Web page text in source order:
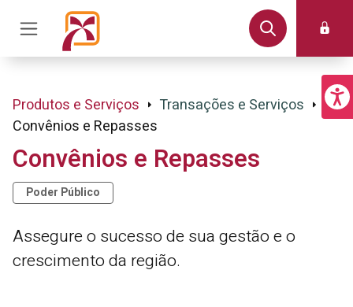
Produtos e Serviços
Transações e Serviços
Convênios e Repasses
Convênios e Repasses
Poder Público
Assegure o sucesso de sua gestão e o
crescimento da região.